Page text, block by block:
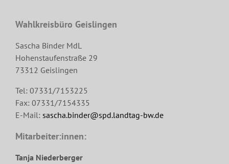
Wahlkreisbüro Geislingen
Sascha Binder MdL
Hohenstaufenstraße 29
73312 Geislingen
Tel: 07331/7153225
Fax: 07331/7154335
E-Mail: sascha.binder@spd.landtag-bw.de
Mitarbeiter:innen:
Tanja Niederberger